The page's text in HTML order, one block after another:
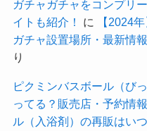
ガチャガチャをコンプリ
イトも紹介！
に
【2024
ガチャ設置場所・最新情
り
ピクミンバスボール（び
ってる？販売店・予約情
ル（入浴剤）の再販はい